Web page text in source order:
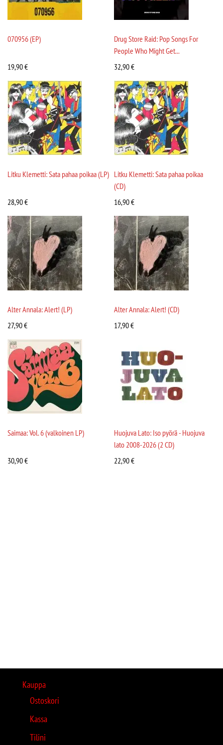
070956 (EP)
19,90€
Drug Store Raid: Pop Songs For
People Who Might Get...
32,90€
Litku Klemetti: Sata pahaa poikaa (LP)
28,90€
Litku Klemetti: Sata pahaa poikaa
(CD)
16,90€
Alter Annala: Alert! (LP)
27,90€
Alter Annala: Alert! (CD)
17,90€
Saimaa: Vol. 6 (valkoinen LP)
30,90€
Huojuva Lato: Iso pyörä - Huojuva
lato 2008-2026 (2 CD)
22,90€
Kauppa
Ostoskori
Kassa
Tilini